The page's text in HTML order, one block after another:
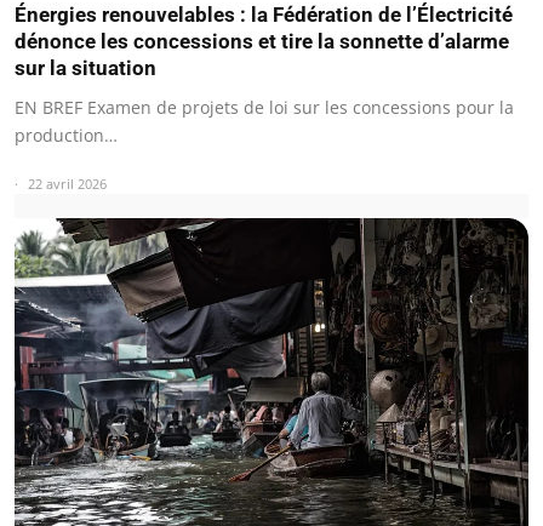
Énergies renouvelables : la Fédération de l’Électricité
dénonce les concessions et tire la sonnette d’alarme
sur la situation
EN BREF Examen de projets de loi sur les concessions pour la
production…
22 avril 2026